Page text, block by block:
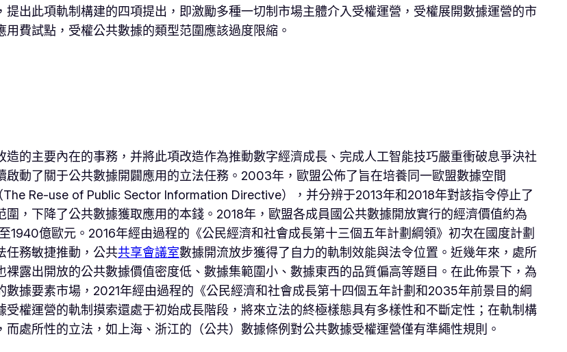
出此項軌制構建的四項提出，即激勵多種一切制市場主體介入受權運營，受權展開數據運營的市
費試點，受權公共數據的類型范圍應該過度限縮。
的主要內在的事務，并將此項改造作為推動數字經濟成長、完成人工智能技巧嚴重衝破息爭決社
動了關于公共數據開闢應用的立法任務。2003年，歐盟公佈了旨在培養同一歐盟數據空間
Re-use of Public Sector Information Directive），并分辨于2013年和2018年對該指令停止了
，下降了公共數據獲取應用的本錢。2018年，歐盟各成員國公共數據開放實行的經濟價值約為
億歐元。2016年經由過程的《公民經濟和社會成長第十三個五年計劃綱領》初次在國度計劃
任務敏捷推動，公共共享會議室數據開流放步獲得了自力的軌制效能與法令位置。近幾年來，處所
露出開放的公共數據價值密度低、數據集範圍小、數據東西的品質偏高等題目。在此佈景下，為
據要素市場，2021年經由過程的《公民經濟和社會成長第十四個五年計劃和2035年前景目的綱
權運營的軌制摸索還處于初始成長階段，將來立法的終極樣態具有多樣性和不斷定性；在軌制構
處所性的立法，如上海、浙江的（公共）數據條例對公共數據受權運營僅有準繩性規則。